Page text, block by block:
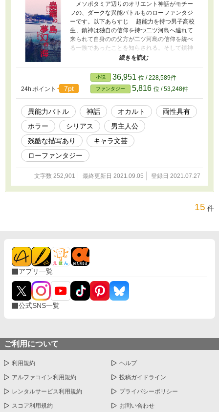
メソポタミア辺りのオリエント神話がモチー
フの、ダークな異能バトルものローファンタジ
ーです。以下あらすじ 超能力を持つ男子高校
生、鎮神は独自の信仰を持つ二ツ河島へ連れて
来られて自身のの父方が二ツ河島の信仰を統べ
る一族であったことを知らされる。そして鎮神
は、異母姉（兄？）にあたる両性具有の美形、
宇津僚真祈に結婚を迫られて島に拘束される。
同時期に、島と関わりがある赤い瞳の青年、
赤松深夜美は、二ツ河島の信仰に興味を持った
と言って宇津僚家のハウスキーパーとして住み
込みで働き始める。しかし彼も能力を秘めてお
り、暗躍を始める。
24h.ポイント 7pt
小説 36,951 位 / 228,589件
ファンタジー 5,816 位 / 53,248件
異能力バトル 神話 オカルト
両性具有
ホラー
シリアス
男主人公
残酷な描写あり
キャラ文芸
ローファンタジー
文字数 252,901 最終更新日 2021.09.05 登録日 2021.07.27
15 件
アプリ一覧
公式SNS一覧
ご利用について
利用規約 ヘルプ
アルファコイン利用規約 投稿ガイドライン
レンタルサービス利用規約 プライバシーポリシー
スコア利用規約 お問い合わせ